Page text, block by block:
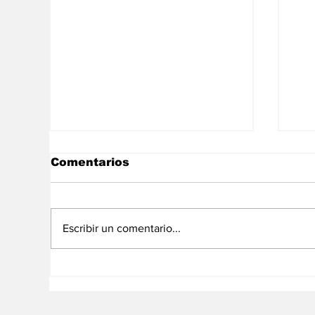
Comentarios
Escribir un comentario...